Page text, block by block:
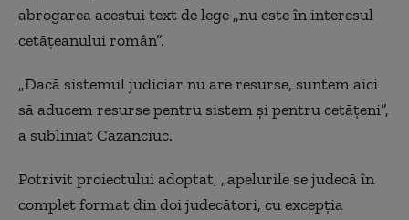
abrogarea acestui text de lege „nu este în interesul
cetăţeanului român”.
„Dacă sistemul judiciar nu are resurse, suntem aici
să aducem resurse pentru sistem şi pentru cetăţeni”,
a subliniat Cazanciuc.
Potrivit proiectului adoptat, „apelurile se judecă în
complet format din doi judecători, cu excepţia